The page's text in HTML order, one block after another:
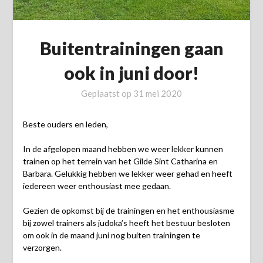
Buitentrainingen gaan
ook in juni door!
Geplaatst op 31 mei 2020
Beste ouders en leden,
In de afgelopen maand hebben we weer lekker kunnen
trainen op het terrein van het Gilde Sint Catharina en
Barbara. Gelukkig hebben we lekker weer gehad en heeft
iedereen weer enthousiast mee gedaan.
Gezien de opkomst bij de trainingen en het enthousiasme
bij zowel trainers als judoka’s heeft het bestuur besloten
om ook in de maand juni nog buiten trainingen te
verzorgen.